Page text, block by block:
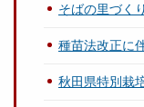
そばの里づく
種苗法改正に
秋田県特別栽